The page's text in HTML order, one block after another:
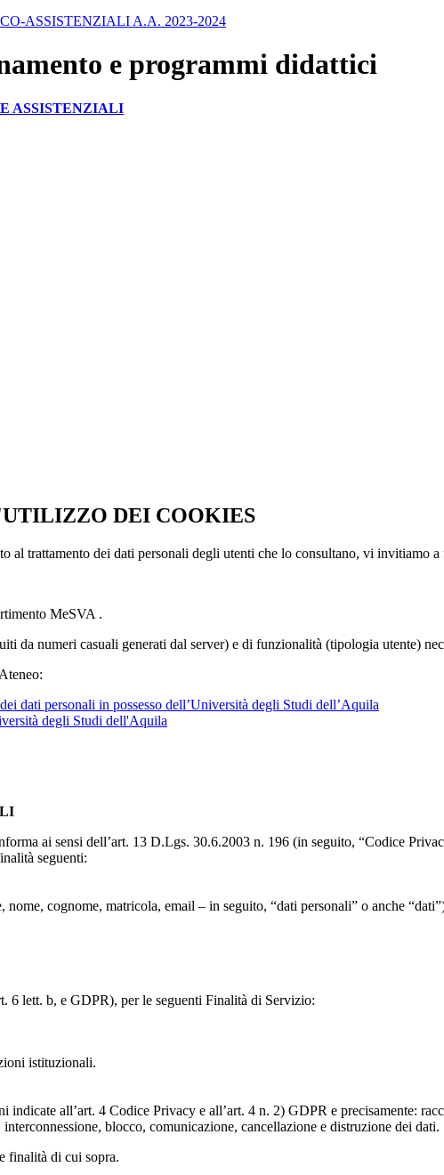
ASSISTENZIALI A.A. 2023-2024
e programmi didattici
ASSISTENZIALI
DEI COOKIES
al trattamento dei dati personali degli utenti che lo consultano, vi invitiamo
MeSVA .
da numeri casuali generati dal server) e di funzionalità (tipologia utente)
dati personali in possesso dell’Università degli Studi dell’Aquila
degli Studi dell'Aquila
ai sensi dell’art. 13 D.Lgs. 30.6.2003 n. 196 (in seguito, “Codice
seguenti:
cognome, matricola, email – in seguito, “dati personali” o anche
6 lett. b, e GDPR), per le seguenti Finalità di Servizio:
istituzionali.
all’art. 4 Codice Privacy e all’art. 4 n. 2) GDPR e precisamente:
blocco, comunicazione, cancellazione e distruzione dei dati.
finalità di cui sopra.